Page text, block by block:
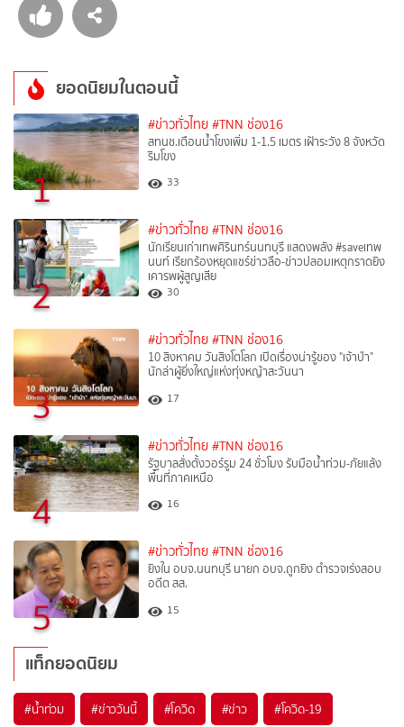
ยอดนิยมในตอนนี้
1
#ข่าวทั่วไทย #TNN ช่อง16
สทนช.เตือนน้ำโขงเพิ่ม 1-1.5 เมตร เฝ้าระวัง 8 จังหวัด
ริมโขง
33
2
#ข่าวทั่วไทย #TNN ช่อง16
นักเรียนเก่าเทพศิรินทร์นนทบุรี แสดงพลัง #saveเทพ
นนท์ เรียกร้องหยุดแชร์ข่าวลือ-ข่าวปลอมเหตุกราดยิง
เคารพผู้สูญเสีย
30
3
#ข่าวทั่วไทย #TNN ช่อง16
10 สิงหาคม วันสิงโตโลก เปิดเรื่องน่ารู้ของ "เจ้าป่า"
นักล่าผู้ยิ่งใหญ่แห่งทุ่งหญ้าสะวันนา
17
4
#ข่าวทั่วไทย #TNN ช่อง16
รัฐบาลสั่งตั้งวอร์รูม 24 ชั่วโมง รับมือน้ำท่วม-ภัยแล้ง
พื้นที่ภาคเหนือ
16
5
#ข่าวทั่วไทย #TNN ช่อง16
ยิงใน อบจ.นนทบุรี นายก อบจ.ถูกยิง ตำรวจเร่งสอบ
อดีต สส.
15
แท็กยอดนิยม
#น้ำท่วม #ข่าววันนี้ #โควิด #ข่าว #โควิด-19